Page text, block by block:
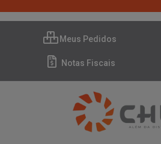
Meus Pedidos
Notas Fiscais